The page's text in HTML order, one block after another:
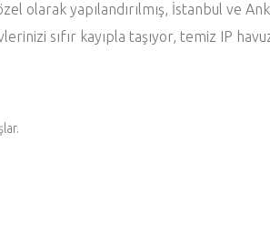
olarak yapılandırılmış, İstanbul ve
sıfır kayıpla taşıyor, temiz IP